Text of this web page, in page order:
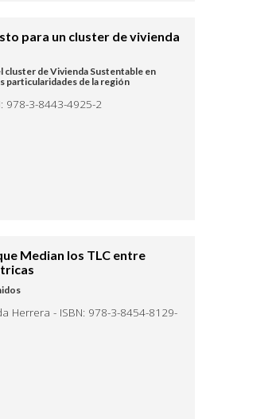
para un cluster de vivienda
cluster de Vivienda Sustentable en
particularidades de la región
978-3-8443-4925-2
Median los TLC entre
Herrera - ISBN: 978-3-8454-8129-